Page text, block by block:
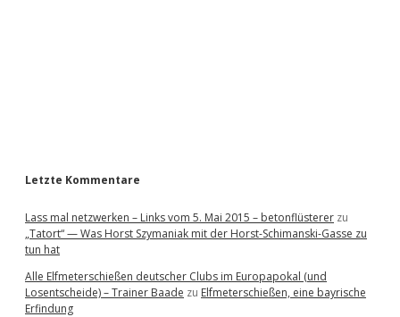
Letzte Kommentare
Lass mal netzwerken – Links vom 5. Mai 2015 – betonflüsterer zu
„Tatort“ — Was Horst Szymaniak mit der Horst-Schimanski-Gasse zu
tun hat
Alle Elfmeterschießen deutscher Clubs im Europapokal (und
Losentscheide) – Trainer Baade zu Elfmeterschießen, eine bayrische
Erfindung